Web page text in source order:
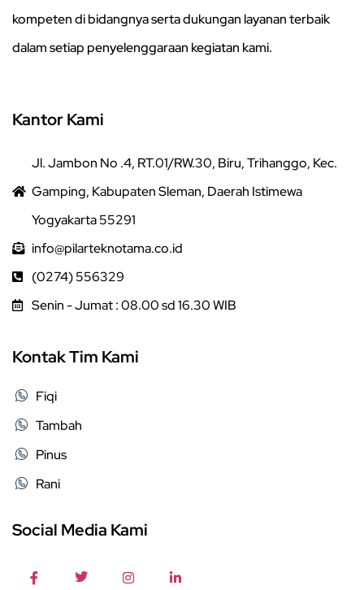
kompeten di bidangnya serta dukungan layanan terbaik
dalam setiap penyelenggaraan kegiatan kami.
Kantor Kami
Jl. Jambon No .4, RT.01/RW.30, Biru, Trihanggo, Kec.
Gamping, Kabupaten Sleman, Daerah Istimewa
Yogyakarta 55291
info@pilarteknotama.co.id
(0274) 556329
Senin - Jumat : 08.00 sd 16.30 WIB
Kontak Tim Kami
Fiqi
Tambah
Pinus
Rani
Social Media Kami